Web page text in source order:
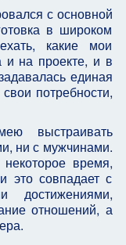
с основной
в широком
какие мои
и на проекте, и в
единая
потребности,
выстраивать
ни с мужчинами.
время,
это совпадает с
достижениями,
отношений, а